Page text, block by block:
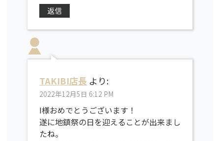
返信
TAKIBI店長 より:
2022年12月5日 6:12 PM
I様おめでとうございます！
遂に地鎮祭の日を迎えることが出来まし
たね。